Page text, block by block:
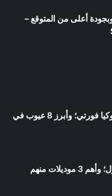
أعلى من المتوقع –
الفرق بين كيا سيراتو وكيا فورتي؛ وأبرز 8 عيوب في
منهم